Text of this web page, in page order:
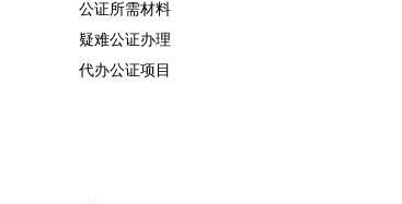
公证所需材料
疑难公证办理
代办公证项目